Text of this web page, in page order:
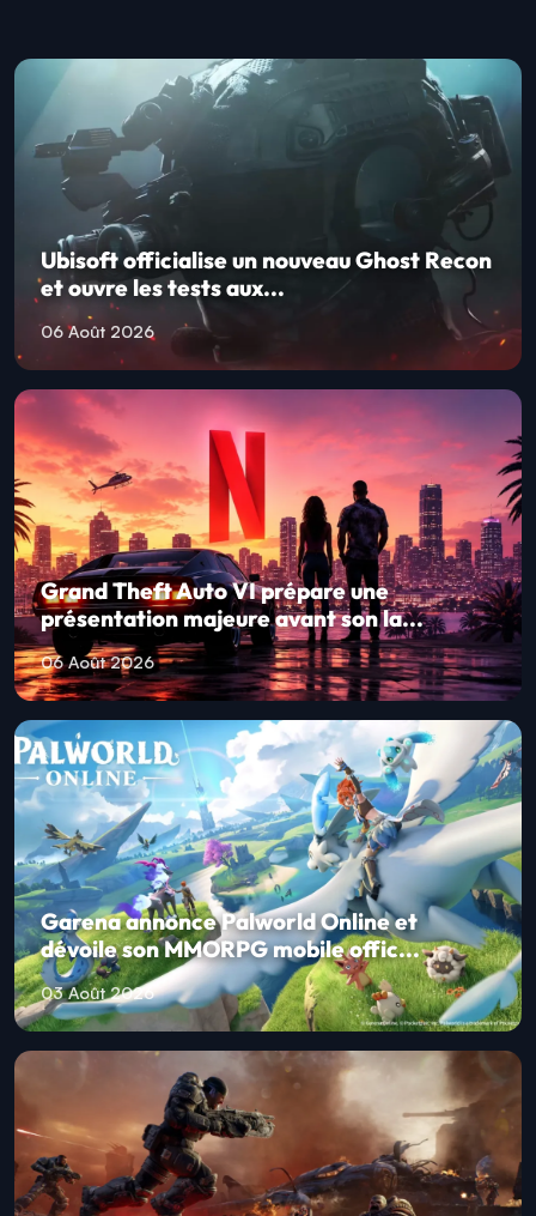
Ubisoft officialise un nouveau Ghost Recon
et ouvre les tests aux...
06 Août 2026
Grand Theft Auto VI prépare une
présentation majeure avant son la...
06 Août 2026
Garena annonce Palworld Online et
dévoile son MMORPG mobile offic...
03 Août 2026